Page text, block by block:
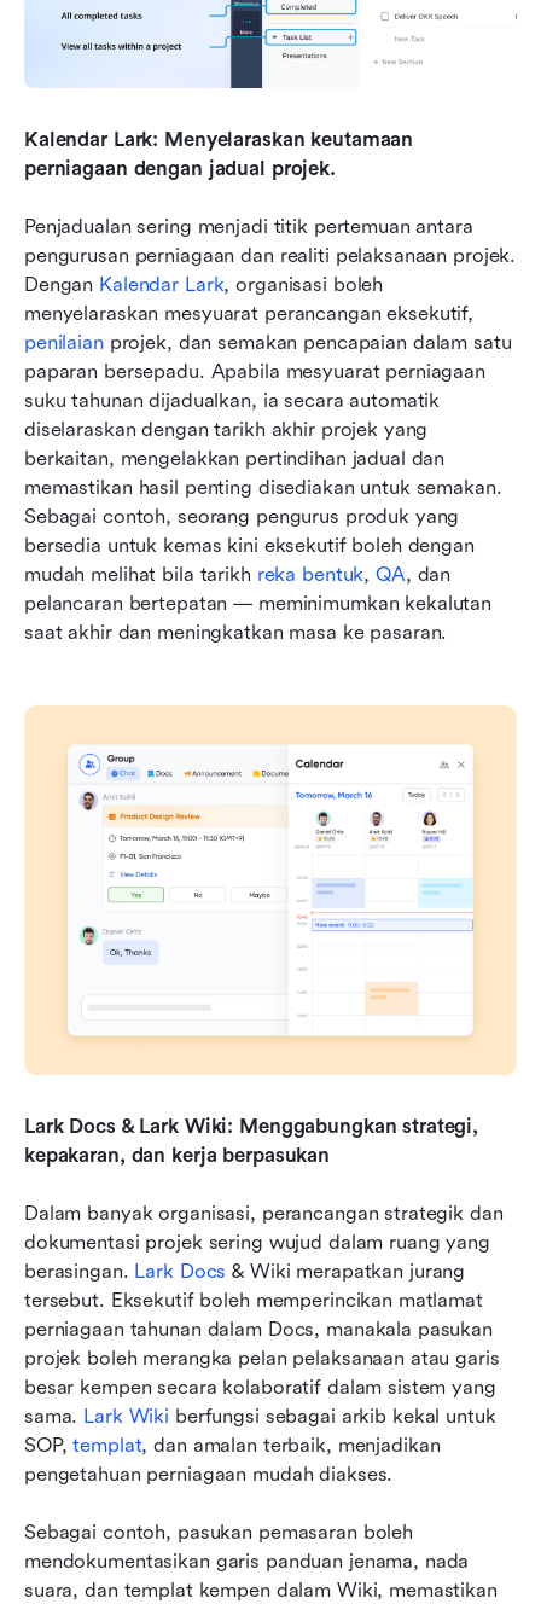
Kalendar Lark: Menyelaraskan keutamaan
perniagaan dengan jadual projek.
Penjadualan sering menjadi titik pertemuan antara
pengurusan perniagaan dan realiti pelaksanaan projek.
Dengan Kalendar Lark, organisasi boleh
penilaian projek, dan semakan pencapaian dalam satu
paparan bersepadu. Apabila mesyuarat perniagaan
suku tahunan dijadualkan, ia secara automatik
diselaraskan dengan tarikh akhir projek yang
berkaitan, mengelakkan pertindihan jadual dan
memastikan hasil penting disediakan untuk semakan.
Sebagai contoh, seorang pengurus produk yang
bersedia untuk kemas kini eksekutif boleh dengan
mudah melihat bila tarikh reka bentuk, QA, dan
pelancaran bertepatan — meminimumkan kekalutan
saat akhir dan meningkatkan masa ke pasaran.
Lark Docs & Lark Wiki: Menggabungkan strategi,
kepakaran, dan kerja berpasukan
Dalam banyak organisasi, perancangan strategik dan
dokumentasi projek sering wujud dalam ruang yang
berasingan. Lark Docs & Wiki merapatkan jurang
tersebut. Eksekutif boleh memperincikan matlamat
perniagaan tahunan dalam Docs, manakala pasukan
projek boleh merangka pelan pelaksanaan atau garis
besar kempen secara kolaboratif dalam sistem yang
sama. Lark Wiki berfungsi sebagai arkib kekal untuk
SOP, templat, dan amalan terbaik, menjadikan
pengetahuan perniagaan mudah diakses.
Sebagai contoh, pasukan pemasaran boleh
mendokumentasikan garis panduan jenama, nada
suara, dan templat kempen dalam Wiki, memastikan